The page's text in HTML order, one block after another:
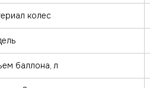
колес
баллона, л